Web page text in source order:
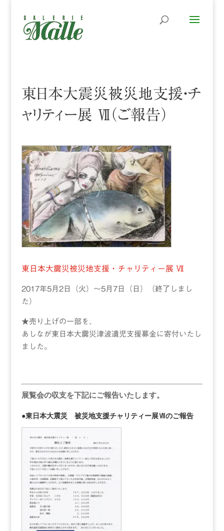
東日本大震災被災地支援・チ
ャリティー展 Ⅶ（ご報告）
東日本大震災被災地支援・チャリティー展 Ⅶ
2017年5月2日（火）〜5月7日（日）（終了しまし
た）
★売り上げの一部を、
あしなが東日本大震災津波遺児支援募金に寄付いたし
ました。
展覧会の収支を下記にご報告いたします。
●東日本大震災 被災地支援チャリティー展Ⅶのご報告